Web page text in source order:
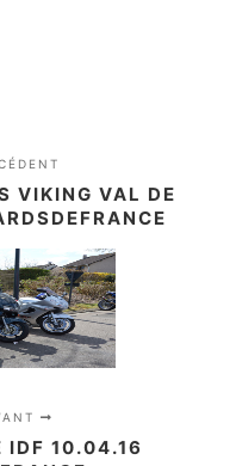
VIKING VAL DE
IDF 10.04.16